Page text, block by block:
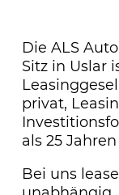
Die ALS
Sitz in Uslar
privat,
als 25
Bei uns